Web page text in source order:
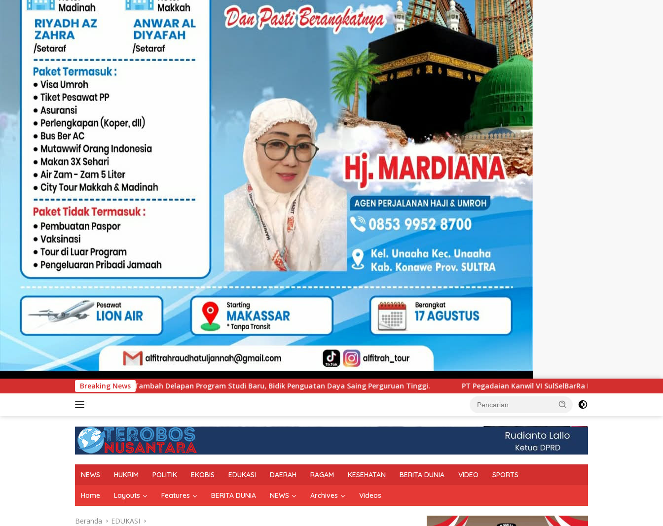
Breaking News
Delapan Program Studi Baru, Bidik Penguatan Daya Saing Perguruan Tinggi. PT Pegadaian Kanwil VI SulSelBarRa Maluku Luncurkan Program PANDE EMAS untuk Perkuat
NEWS HUKRIM POLITIK EKOBIS EDUKASI DAERAH RAGAM KESEHATAN BERITA DUNIA VIDEO SPORTS
Home Layouts Features BERITA DUNIA NEWS Archives Videos
Beranda EDUKASI